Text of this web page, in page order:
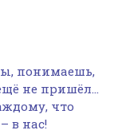
понимаешь,
не пришёл…
что
в нас!